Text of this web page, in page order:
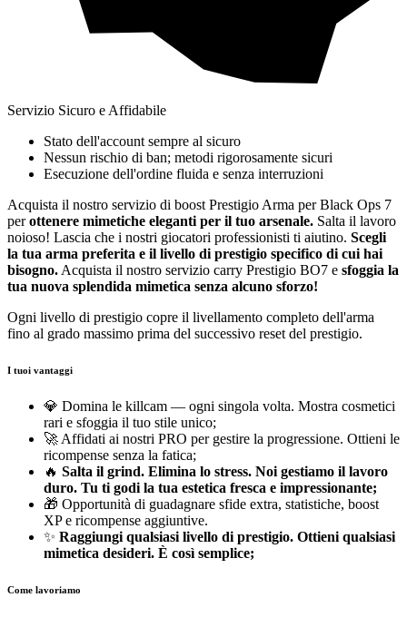
Servizio Sicuro e Affidabile
Stato dell'account sempre al sicuro
Nessun rischio di ban; metodi rigorosamente sicuri
Esecuzione dell'ordine fluida e senza interruzioni
Acquista il nostro servizio di boost Prestigio Arma per Black Ops 7
perottenere mimetiche eleganti per il tuo arsenale. Salta il lavoro
noioso! Lascia che i nostri giocatori professionisti ti aiutino. Scegli
la tua arma preferita e il livello di prestigio specifico di cui hai
bisogno.Acquista il nostro servizio carry Prestigio BO7 e sfoggia la
tua nuova splendida mimetica senza alcuno sforzo!
Ogni livello di prestigio copre il livellamento completo dell'arma
fino al grado massimo prima del successivo reset del prestigio.
I tuoi vantaggi
💎 Domina le killcam — ogni singola volta. Mostra cosmetici
rari e sfoggia il tuo stile unico;
🚀 Affidati ai nostri PRO per gestire la progressione. Ottieni le
ricompense senza la fatica;
🔥 Salta il grind. Elimina lo stress. Noi gestiamo il lavoro
duro. Tu ti godi la tua estetica fresca e impressionante;
🎁 Opportunità di guadagnare sfide extra, statistiche, boost
XP e ricompense aggiuntive.
✨ Raggiungi qualsiasi livello di prestigio. Ottieni qualsiasi
mimetica desideri. È così semplice;
Come lavoriamo